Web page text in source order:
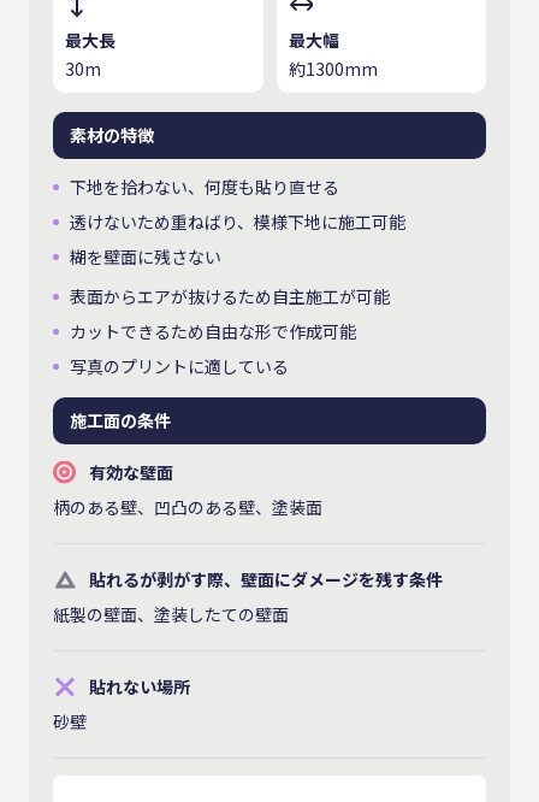
最大長
30m
最大幅
約1300mm
素材の特徴
下地を拾わない、何度も貼り直せる
透けないため重ねばり、模様下地に施工可能
糊を壁面に残さない
表面からエアが抜けるため自主施工が可能
カットできるため自由な形で作成可能
写真のプリントに適している
施工面の条件
有効な壁面
柄のある壁、凹凸のある壁、塗装面
貼れるが剥がす際、壁面にダメージを残す条件
紙製の壁面、塗装したての壁面
貼れない場所
砂壁